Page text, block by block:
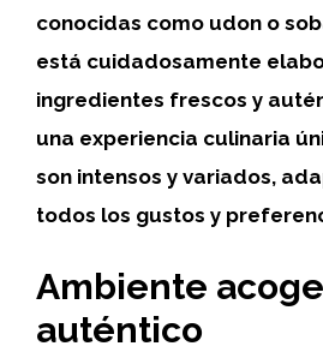
conocidas como udon o
está cuidadosamente
ingredientes frescos y
una experiencia culinaria
son intensos y variados,
todos los gustos y
Ambiente
auténtico